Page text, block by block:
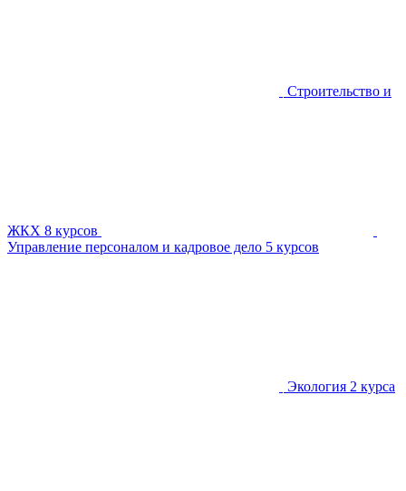
Строительство и
ЖКХ 8 курсов
Управление персоналом и кадровое дело 5 курсов
Экология 2 курса